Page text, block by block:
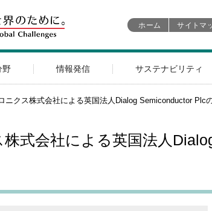
ホーム サイトマ
野 情報発信 サステナビリティ
ニクス株式会社による英国法人Dialog Semiconductor Plc
式会社による英国法人